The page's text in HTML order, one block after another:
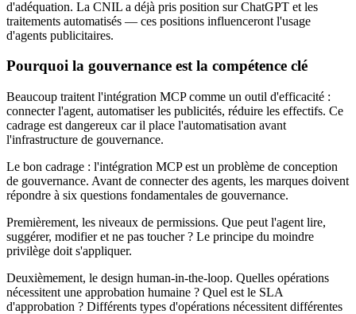
d'adéquation. La CNIL a déjà pris position sur ChatGPT et les
traitements automatisés — ces positions influenceront l'usage
d'agents publicitaires.
Pourquoi la gouvernance est la compétence clé
Beaucoup traitent l'intégration MCP comme un outil d'efficacité :
connecter l'agent, automatiser les publicités, réduire les effectifs. Ce
cadrage est dangereux car il place l'automatisation avant
l'infrastructure de gouvernance.
Le bon cadrage : l'intégration MCP est un problème de conception
de gouvernance. Avant de connecter des agents, les marques doivent
répondre à six questions fondamentales de gouvernance.
Premièrement, les niveaux de permissions. Que peut l'agent lire,
suggérer, modifier et ne pas toucher ? Le principe du moindre
privilège doit s'appliquer.
Deuxièmement, le design human-in-the-loop. Quelles opérations
nécessitent une approbation humaine ? Quel est le SLA
d'approbation ? Différents types d'opérations nécessitent différentes